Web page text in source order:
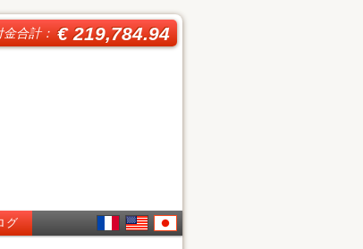
金合計：€ 219,784.94
グ